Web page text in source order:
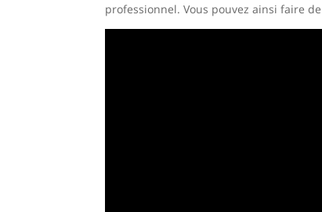
professionnel. Vous pouvez ainsi faire